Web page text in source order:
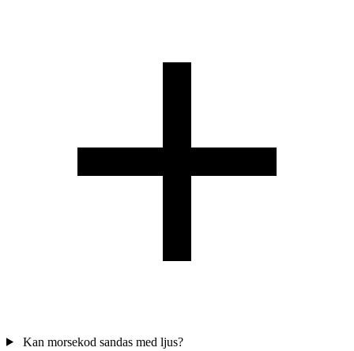
Kan morsekod sandas med ljus?